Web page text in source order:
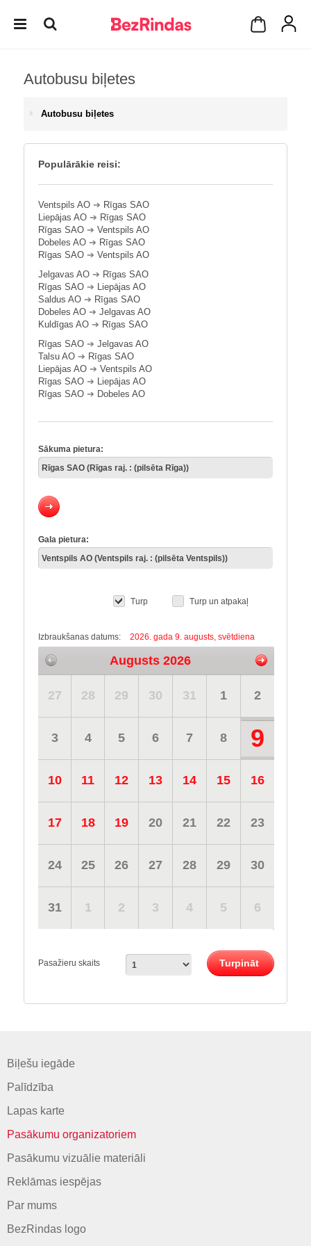
Autobusu biļetes
Autobusu biļetes
Populārākie reisi:
Ventspils AO ➔ Rīgas SAO
Liepājas AO ➔ Rīgas SAO
Rīgas SAO ➔ Ventspils AO
Dobeles AO ➔ Rīgas SAO
Rīgas SAO ➔ Ventspils AO
Jelgavas AO ➔ Rīgas SAO
Rīgas SAO ➔ Liepājas AO
Saldus AO ➔ Rīgas SAO
Dobeles AO ➔ Jelgavas AO
Kuldīgas AO ➔ Rīgas SAO
Rīgas SAO ➔ Jelgavas AO
Talsu AO ➔ Rīgas SAO
Liepājas AO ➔ Ventspils AO
Rīgas SAO ➔ Liepājas AO
Rīgas SAO ➔ Dobeles AO
Sākuma pietura:
Gala pietura:
Turp Turp un atpakaļ
Izbraukšanas datums: 2026. gada 9. augusts, svētdiena
Augusts 2026
27 28 29 30 31 1 2
3 4 5 6 7 8 9
10 11 12 13 14 15 16
17 18 19 20 21 22 23
24 25 26 27 28 29 30
31 1 2 3 4 5 6
Pasažieru skaits Turpināt
Biļešu iegāde
Palīdzība
Lapas karte
Pasākumu organizatoriem
Pasākumu vizuālie materiāli
Reklāmas iespējas
Par mums
BezRindas logo